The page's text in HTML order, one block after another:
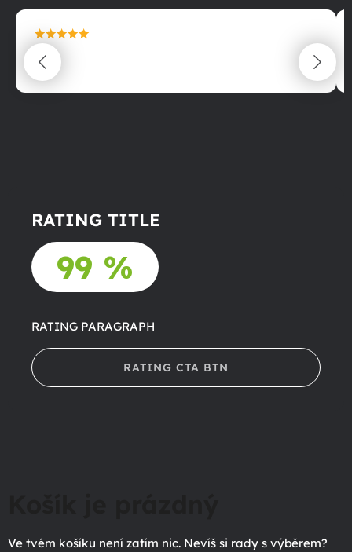
maximální spokojenost
22.06.2025
RATING TITLE
99 %
RATING PARAGRAPH
RATING CTA BTN
Ve tvém košíku není zatím nic. Nevíš si rady s výběrem?